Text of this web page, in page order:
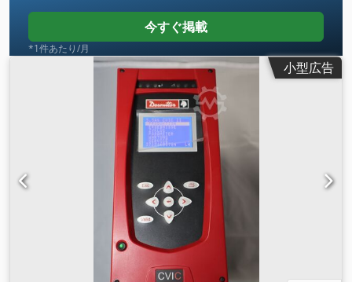
ESP2A に 2 つのツールを接続できるため、比類のない柔軟性と
設置コストの削減が実現します。 生産統合とトレーサビリティ
機能が改善され、製品の品質が向上します。 15 を超えるツー
ルと互換性があり、標準化されたプラットフォーム、より迅速
な再調整、および総所有コストの削減を実現します。 Cedpsv
Ipnzjfx Agxorf それぞれ 3 つのフェーズが可能な 5 つのサイク
ルにより、生産場所に関係なく柔軟性が得られます。 複数のプ
リセット締め付け戦略により、複数のツールを 1 つのツールに
置き換えて、投資を迅速に回収できます。 レバースタート式と
プッシュスタート式の両方のツールが用意されており、0.07
N.m から 12 N.m まで、あらゆる締め付けニーズに対応するア
クセサリが豊富に揃っています。 さまざまなアクセサリと完全
に互換性があり、締め付けプロセスを最適化し、永続的な品質
を保証します。 工業生産およびメンテナンス用のその他のツー
ルは、リクエストに応じて提供されます。
今すぐ掲載
*1件あたり/月
小型広告